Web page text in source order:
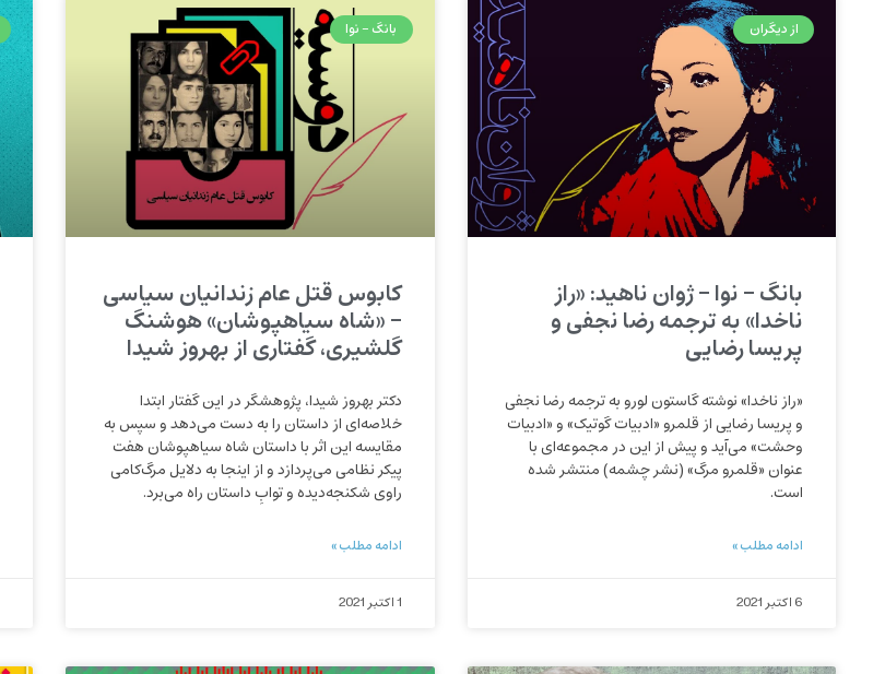
از دیگران
بانگ – نوا – ژوان ناهید: «راز
ناخدا» به ترجمه رضا نجفی و
پریسا رضایی
«راز ناخدا» نوشته گاستون لورو به ترجمه رضا نجفی
و پریسا رضایی از قلمرو «ادبیات گوتیک» و «ادبیات
وحشت» می‌آید و پیش از این در مجموعه‌ای با
عنوان «قلمرو مرگ» (نشر چشمه) منتشر شده
است.
ادامه مطلب »
6 اکتبر 2021
بانگ - نوا
کابوس قتل عام زندانیان سیاسی
– «شاه سیاهپوشان» هوشنگ
گلشیری، گفتاری از بهروز شیدا
دکتر بهروز شیدا، پژوهشگر در این گفتار ابتدا
خلاصه‌ای از داستان را به دست می‌دهد و سپس به
مقایسه این اثر با داستان شاه سیاهپوشان هفت
پیکر نظامی می‌پردازد و از اینجا به دلایل مرگ‌کامی
راوی شکنجه‌دیده و توابِ داستان راه می‌برد.
ادامه مطلب »
1 اکتبر 2021